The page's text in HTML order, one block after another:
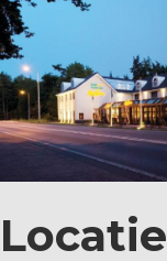
Locatie